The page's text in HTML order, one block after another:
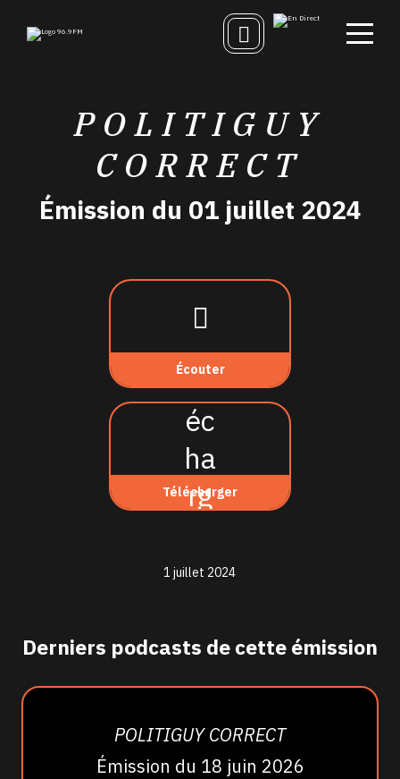
POLITIGUY
CORRECT
Émission du 01 juillet 2024
Écouter
Télécharger
1 juillet 2024
Derniers podcasts de cette émission
POLITIGUY CORRECT
Émission du 18 juin 2026